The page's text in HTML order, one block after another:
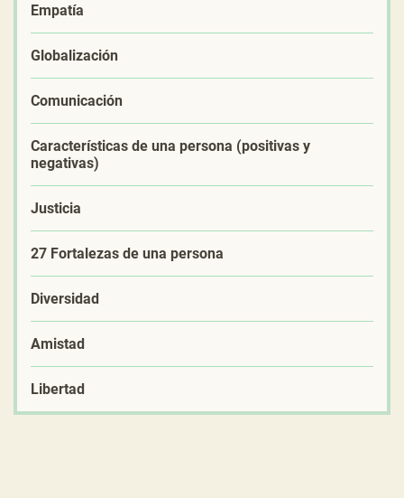
Empatía
Globalización
Comunicación
Características de una persona (positivas y
negativas)
Justicia
27 Fortalezas de una persona
Diversidad
Amistad
Libertad